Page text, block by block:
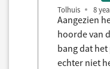
Tolhuis 8
Aangezien
hoorde van
bang dat
echter niet